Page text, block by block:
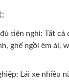
tiện nghi: Tất cả
ghế ngồi êm ái,
Lái xe nhiều